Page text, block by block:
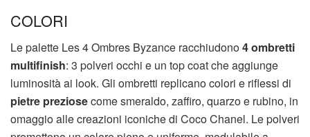
COLORI
Le palette Les 4 Ombres Byzance racchiudono4 ombretti
multifinish: 3 polveri occhi e un top coat che aggiunge
luminosità ai look. Gli ombretti replicano colori e riflessi di
pietre preziosecome smeraldo, zaffiro, quarzo e rubino, in
omaggio alle creazioni iconiche di Coco Chanel. Le polveri